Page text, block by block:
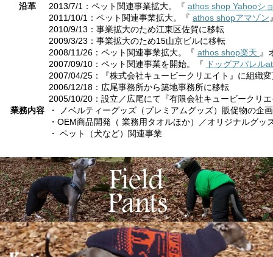
沿革
2013/7/1：ペット関連事業拡大。『 athos shop Yahooシ
2011/10/1：ペット関連事業拡大。『 athos shopアマゾン
2010/9/13：事業拡大のため江東区佐賀に移転
2009/3/23：事業拡大のため15山京ビルに移転
2008/11/26：ペット関連事業拡大。『 athos shop楽天 』
2007/09/10：ペット関連事業を開始。『
ドッグアパレル
2007/04/25：『株式会社キュービークリエイト』に組織
2006/12/18：広尾事務所から築地事務所に移転
2005/10/20：設立／広尾にて『有限会社キュービークリ
業務内容
・ ノベルティーグッズ（プレミアムグッズ）販促物の企
・OEM商品開発（ 業務用タオルほか）／オリジナルグッ
・ ペット（犬など）関連事業